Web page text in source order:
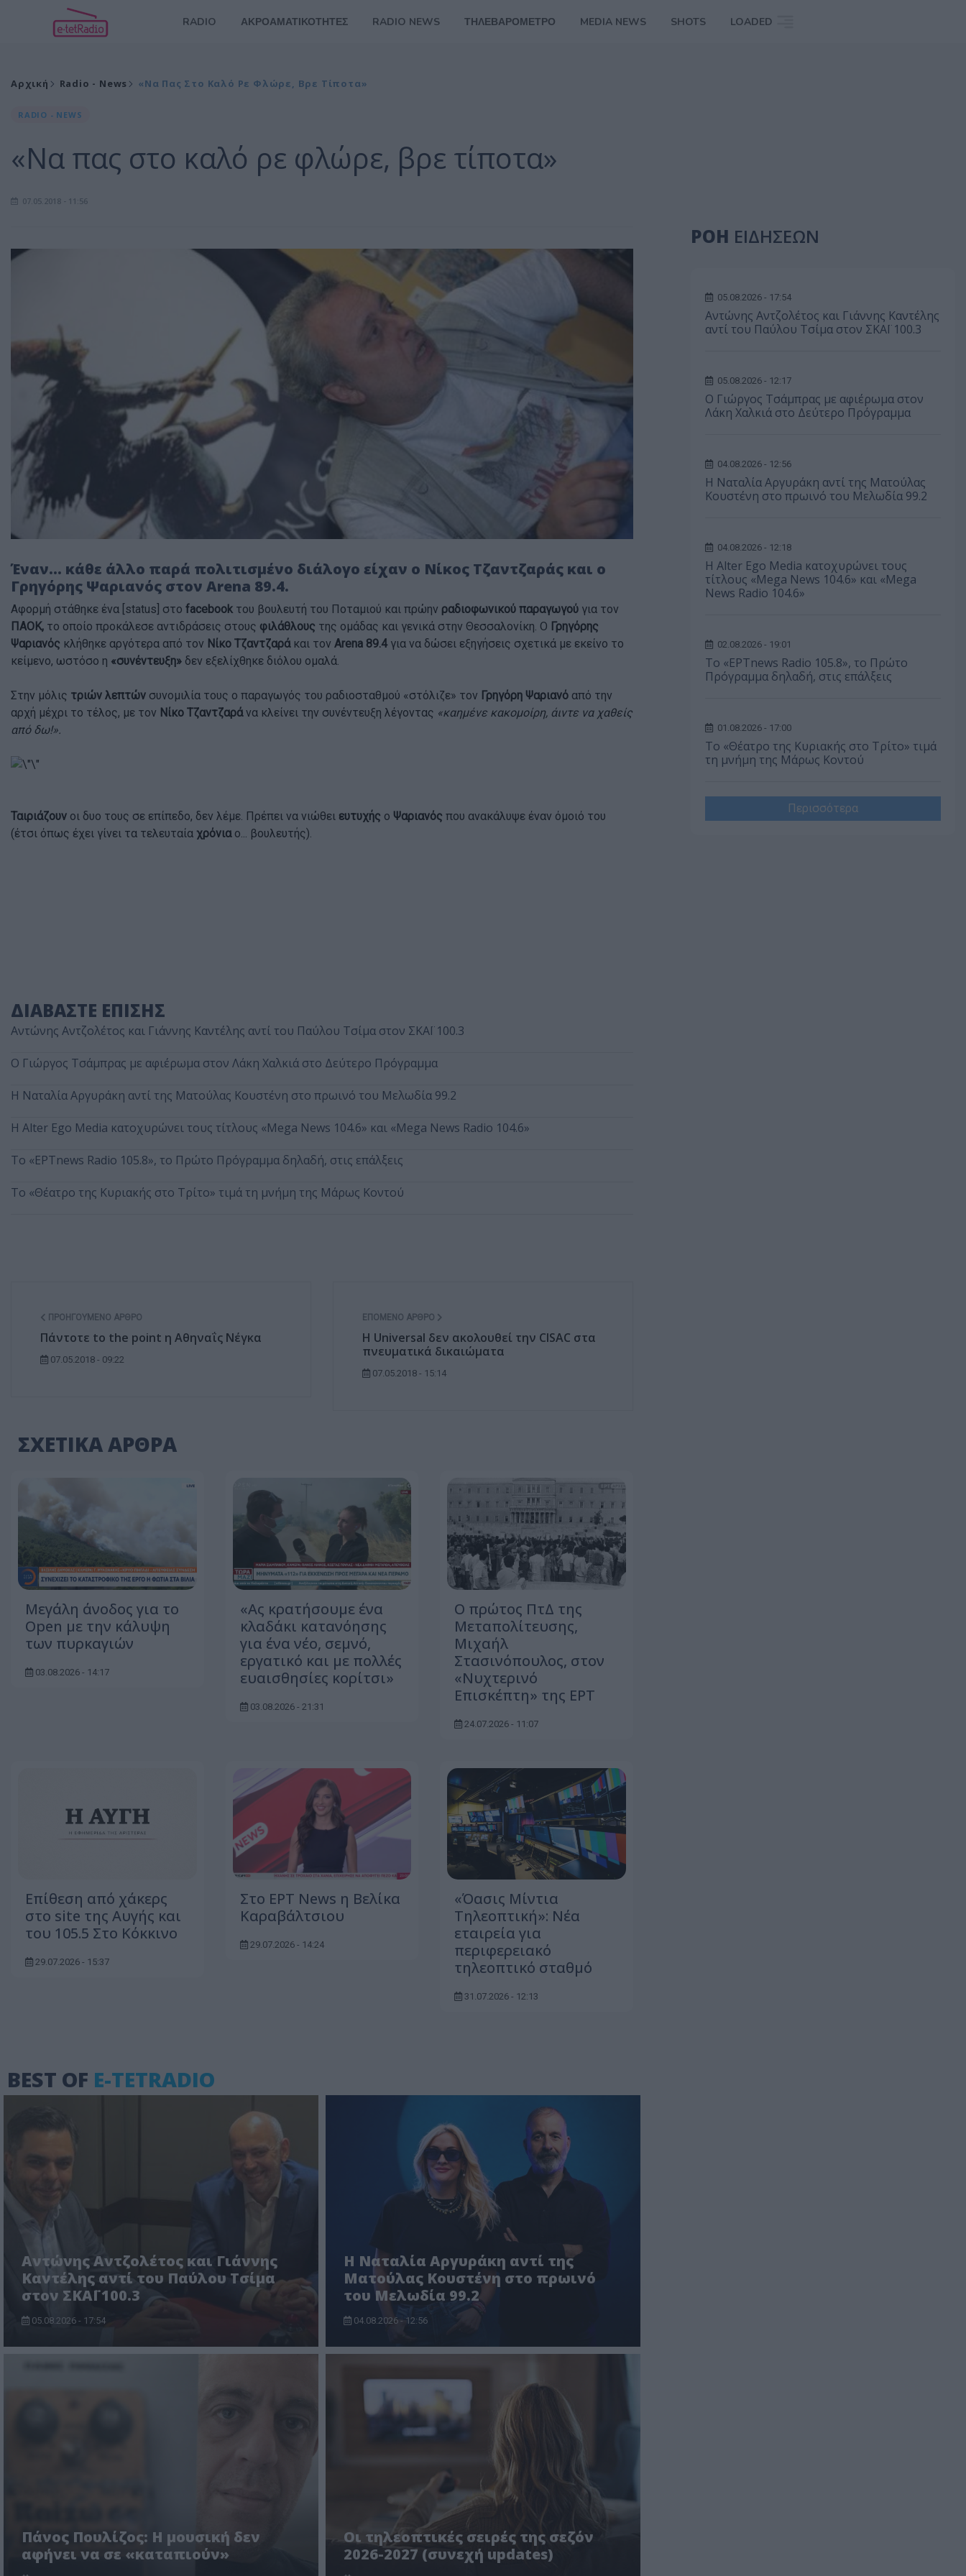
RADIO ΑΚΡΟΑΜΑΤΙΚΟΤΗΤΕΣ RADIO NEWS ΤΗΛΕΒΑΡΟΜΕΤΡΟ MEDIA NEWS SHOTS LOADED
Αρχική Radio - News «Να Πας Στο Καλό Ρε Φλώρε, Βρε Τίποτα»
RADIO - NEWS
«Να πας στο καλό ρε φλώρε, βρε τίποτα»
07.05.2018 - 11:56
Έναν... κάθε άλλο παρά πολιτισμένο διάλογο είχαν ο Νίκος Τζαντζαράς και ο
Γρηγόρης Ψαριανός στον Arena 89.4.
Αφορμή στάθηκε ένα [status] στο facebook του βουλευτή του Ποταμιού και πρώην ραδιοφωνικού παραγωγού για τον
ΠΑΟΚ, το οποίο προκάλεσε αντιδράσεις στους φιλάθλους της ομάδας και γενικά στην Θεσσαλονίκη. Ο Γρηγόρης
Ψαριανός κλήθηκε αργότερα από τον Νίκο Τζαντζαράκαι τον Arena 89.4 για να δώσει εξηγήσεις σχετικά με εκείνο το
κείμενο, ωστόσο η «συνέντευξη» δεν εξελίχθηκε διόλου ομαλά.
Στην μόλις τριών λεπτών συνομιλία τους ο παραγωγός του ραδιοσταθμού «στόλιζε» τον Γρηγόρη Ψαριανό από την
αρχή μέχρι το τέλος, με τον Νίκο Τζαντζαράνα κλείνει την συνέντευξη λέγοντας «καημένε κακομοίρη, άιντε να χαθείς
από δω!».
Ταιριάζουν οι δυο τους σε επίπεδο, δεν λέμε. Πρέπει να νιώθει ευτυχής ο Ψαριανός που ανακάλυψε έναν όμοιό του
(έτσι όπως έχει γίνει τα τελευταία χρόνιαο... βουλευτής).
ΔΙΑΒΑΣΤΕ ΕΠΙΣΗΣ
Αντώνης Αντζολέτος και Γιάννης Καντέλης αντί του Παύλου Τσίμα στον ΣΚΑΪ 100.3
O Γιώργος Τσάμπρας με αφιέρωμα στον Λάκη Χαλκιά στο Δεύτερο Πρόγραμμα
Η Ναταλία Αργυράκη αντί της Ματούλας Κουστένη στο πρωινό του Μελωδία 99.2
Η Alter Ego Media κατοχυρώνει τους τίτλους «Mega News 104.6» και «Mega News Radio 104.6»
Το «ΕΡΤnews Radio 105.8», το Πρώτο Πρόγραμμα δηλαδή, στις επάλξεις
Το «Θέατρο της Κυριακής στο Τρίτο» τιμά τη μνήμη της Μάρως Κοντού
ΠΡΟΗΓΟΎΜΕΝΟ ΆΡΘΡΟ
Πάντοτε to the point η Αθηναΐς Νέγκα
07.05.2018 - 09:22
ΕΠΌΜΕΝΟ ΆΡΘΡΟ
Η Universal δεν ακολουθεί την CISAC στα
πνευματικά δικαιώματα
07.05.2018 - 15:14
ΣΧΕΤΙΚΑ ΑΡΘΡΑ
Μεγάλη άνοδος για το
Open με την κάλυψη
των πυρκαγιών
03.08.2026 - 14:17
«Ας κρατήσουμε ένα
κλαδάκι κατανόησης
για ένα νέο, σεμνό,
εργατικό και με πολλές
ευαισθησίες κορίτσι»
03.08.2026 - 21:31
Ο πρώτος ΠτΔ της
Μεταπολίτευσης,
Μιχαήλ
Στασινόπουλος, στον
«Νυχτερινό
Επισκέπτη» της ΕΡΤ
24.07.2026 - 11:07
Επίθεση από χάκερς
στο site της Αυγής και
του 105.5 Στο Κόκκινο
29.07.2026 - 15:37
Στο ΕΡΤ News η Βελίκα
Καραβάλτσιου
29.07.2026 - 14:24
«Όασις Μίντια
Τηλεοπτική»: Νέα
εταιρεία για
περιφερειακό
τηλεοπτικό σταθμό
31.07.2026 - 12:13
BEST OF E-TETRADIO
Αντώνης Αντζολέτος και Γιάννης
Καντέλης αντί του Παύλου Τσίμα
στον ΣΚΑΪ 100.3
05.08.2026 - 17:54
Η Ναταλία Αργυράκη αντί της
Ματούλας Κουστένη στο πρωινό
του Μελωδία 99.2
04.08.2026 - 12:56
Πάνος Πουλίζος: Η μουσική δεν
αφήνει να σε «καταπιούν»
Οι τηλεοπτικές σειρές της σεζόν
2026-2027 (συνεχή updates)
ΡΟΗ ΕΙΔΗΣΕΩΝ
05.08.2026 - 17:54
Αντώνης Αντζολέτος και Γιάννης Καντέλης
αντί του Παύλου Τσίμα στον ΣΚΑΪ 100.3
05.08.2026 - 12:17
O Γιώργος Τσάμπρας με αφιέρωμα στον
Λάκη Χαλκιά στο Δεύτερο Πρόγραμμα
04.08.2026 - 12:56
Η Ναταλία Αργυράκη αντί της Ματούλας
Κουστένη στο πρωινό του Μελωδία 99.2
04.08.2026 - 12:18
Η Alter Ego Media κατοχυρώνει τους
τίτλους «Mega News 104.6» και «Mega
News Radio 104.6»
02.08.2026 - 19:01
Το «ΕΡΤnews Radio 105.8», το Πρώτο
Πρόγραμμα δηλαδή, στις επάλξεις
01.08.2026 - 17:00
Το «Θέατρο της Κυριακής στο Τρίτο» τιμά
τη μνήμη της Μάρως Κοντού
Περισσότερα